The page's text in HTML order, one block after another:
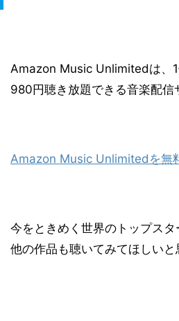
Amazon Music Unlimitedは、
980円聴き放題できる音楽配信
Amazon Music Unlimitedを無
今をときめく世界のトップス
他の作品も聴いてみてほしいと